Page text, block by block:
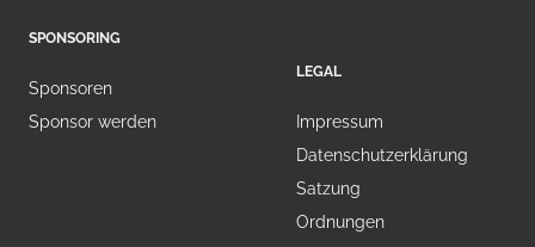
SPONSORING
Sponsoren
Sponsor werden
LEGAL
Impressum
Datenschutzerklärung
Satzung
Ordnungen